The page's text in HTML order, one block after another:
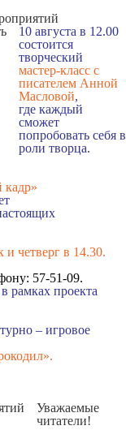
10 августа в 12.00
состоится
творческий
мастер-класс с
писателем Анной
Масловой,
где каждый
сможет
попробовать себя в
роли творца.
кадр»
четверг в 14.30.
57-51-09.
в рамках проекта
– игровое
Уважаемые
читатели!